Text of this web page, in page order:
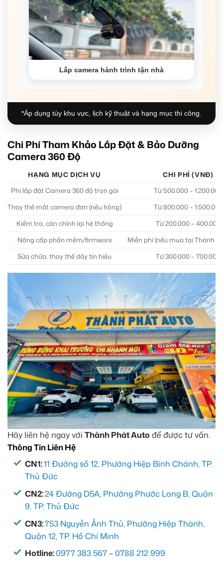
Lắp camera hành trình tận nhà
*Áp dụng tùy khu vực, lịch kỹ thuật và hạng mục thi công.
Chi Phí Tham Khảo Lắp Đặt & Bảo Dưỡng
Camera 360 Độ
HẠNG MỤC DỊCH VỤ
CHI PHÍ (VNĐ)
Phí lắp đặt Camera 360 độ trọn gói
Từ 500.000 – 1.200.000
Thay thế mắt camera đơn (nếu hỏng)
Từ 800.000 – 1.500.000
Kiểm tra, căn chỉnh lại hệ thống
Từ 200.000 – 400.000
Nâng cấp phần mềm/firmware
Miễn phí (nếu mua tại Thành
Sửa chữa, thay thế dây tín hiệu
Từ 300.000 – 700.000
Hãy liên hệ ngay với Thành Phát Auto để được tư vấn.
Thông Tin Liên Hệ
CN1:11 Đường số 12, Phường Hiệp Bình Chánh, TP.
Thủ Đức
CN2:24 Đường D5A, Phường Phước Long B, Quận
9, TP. Thủ Đức
CN3:753 Nguyễn Ảnh Thủ, Phường Hiệp Thành,
Quận 12, TP. Hồ Chí Minh
Hotline:0977 383 567 –0788 212 999